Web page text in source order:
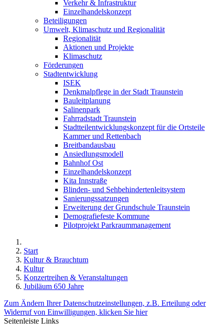
Verkehr & Infrastruktur
Einzelhandelskonzept
Beteiligungen
Umwelt, Klimaschutz und Regionalität
Regionalität
Aktionen und Projekte
Klimaschutz
Förderungen
Stadtentwicklung
ISEK
Denkmalpflege in der Stadt Traunstein
Bauleitplanung
Salinenpark
Fahrradstadt Traunstein
Stadtteilentwicklungskonzept für die Ortsteile
Kammer und Rettenbach
Breitbandausbau
Ansiedlungsmodell
Bahnhof Ost
Einzelhandelskonzept
Kita Innstraße
Blinden- und Sehbehindertenleitsystem
Sanierungssatzungen
Erweiterung der Grundschule Traunstein
Demografiefeste Kommune
Pilotprojekt Parkraummanagement
Start
Kultur & Brauchtum
Kultur
Konzertreihen & Veranstaltungen
Jubiläum 650 Jahre
Zum Ändern Ihrer Datenschutzeinstellungen, z.B. Erteilung oder
Widerruf von Einwilligungen, klicken Sie hier
Seitenleiste Links